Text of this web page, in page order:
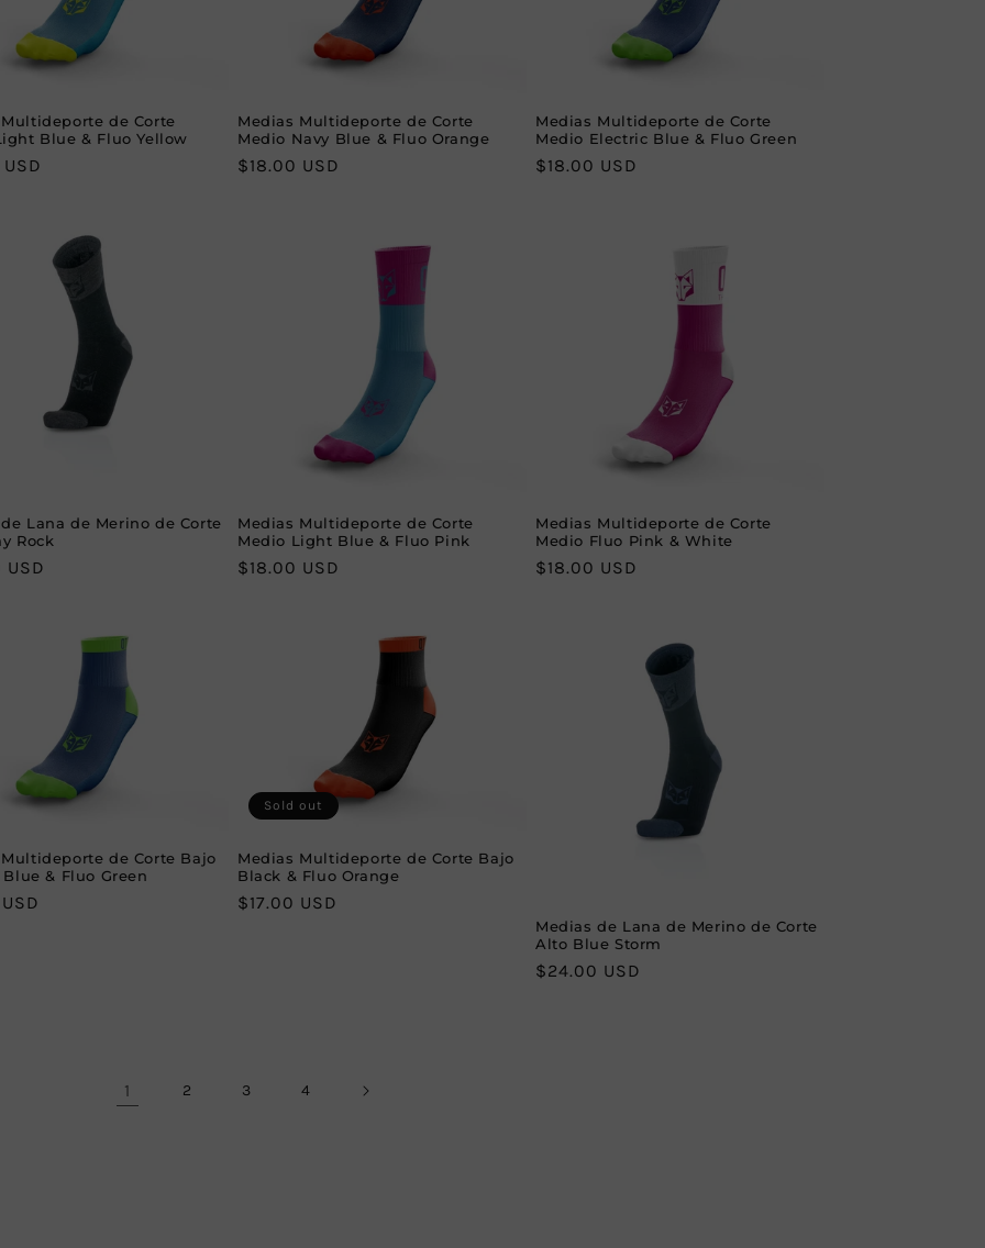
de Corte
Blue & Fluo Yellow
Medias Multideporte de Corte
Medio Navy Blue & Fluo Orange
Regular
$18.00 USD
Medias Multideporte de Corte
Medio Electric Blue & Fluo Green
Regular
$18.00 USD
Lana de Merino de Corte
Rock
Medias Multideporte de Corte
Medio Light Blue & Fluo Pink
Regular
$18.00 USD
Medias Multideporte de Corte
Medio Fluo Pink & White
Regular
$18.00 USD
de Corte Bajo
& Fluo Green
Sold out
Medias Multideporte de Corte Bajo
Black & Fluo Orange
Regular
$17.00 USD
Medias de Lana de Merino de Corte
Alto Blue Storm
Regular
$24.00 USD
1 2 3 4